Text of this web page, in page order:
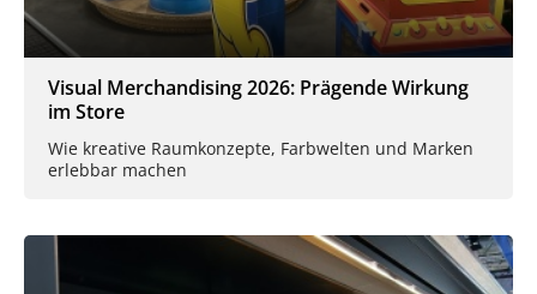
Visual Merchandising 2026: Prägende Wirkung
im Store
Wie kreative Raumkonzepte, Farbwelten und Marken
erlebbar machen